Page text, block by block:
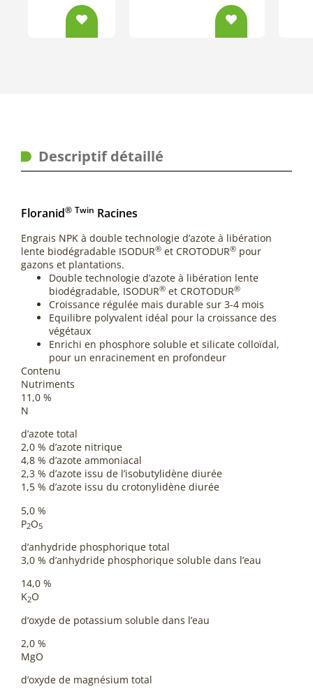
Descriptif détaillé
Floranid® Twin Racines
Engrais NPK à double technologie d’azote à libération
lente biodégradable ISODUR® et CROTODUR® pour
gazons et plantations.
Double technologie d’azote à libération lente
biodégradable, ISODUR® et CROTODUR®
Croissance régulée mais durable sur 3-4 mois
Equilibre polyvalent idéal pour la croissance des
végétaux
Enrichi en phosphore soluble et silicate colloïdal,
pour un enracinement en profondeur
Contenu
Nutriments
11,0 %
N
d’azote total
2,0 % d’azote nitrique
4,8 % d’azote ammoniacal
2,3 % d’azote issu de l’isobutylidène diurée
1,5 % d’azote issu du crotonylidène diurée
5,0 %
P2O5
d’anhydride phosphorique total
3,0 % d’anhydride phosphorique soluble dans l’eau
14,0 %
K2O
d’oxyde de potassium soluble dans l’eau
2,0 %
MgO
d’oxyde de magnésium total